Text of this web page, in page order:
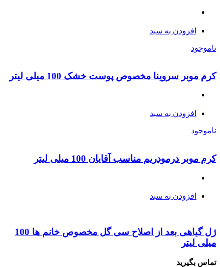
افزودن به سبد
ناموجود
کرم موبر سروینا مخصوص پوست خشک 100 میلی لیتر
افزودن به سبد
ناموجود
کرم موبر درمودریم مناسب آقایان 100 میلی لیتر
افزودن به سبد
ژل گیاهی بعد از اصلاح سی گل مخصوص خانم ها 100
میلی لیتر
تماس بگیرید